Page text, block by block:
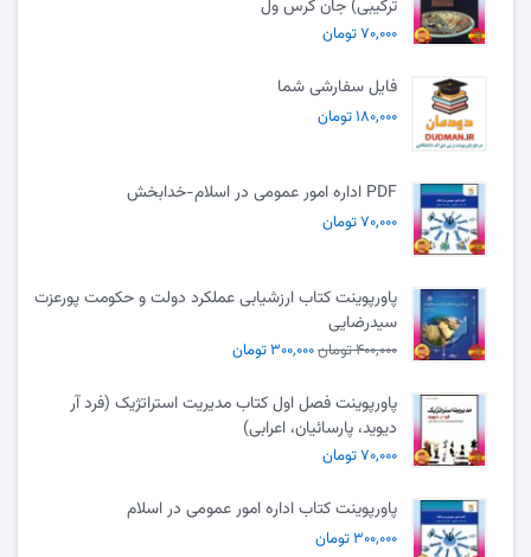
ترکیبی) جان کرس ول
۷۰,۰۰۰ تومان
فایل سفارشی شما
۱۸۰,۰۰۰ تومان
PDF اداره امور عمومی در اسلام-خدابخش
۷۰,۰۰۰ تومان
پاورپوینت کتاب ارزشیابی عملکرد دولت و حکومت پورعزت
سیدرضایی
۴۰۰,۰۰۰ تومان ۳۰۰,۰۰۰ تومان
پاورپوینت فصل اول کتاب مدیریت استراتژیک (فرد آر
دیوید، پارسائیان، اعرابی)
۷۰,۰۰۰ تومان
پاورپوینت کتاب اداره امور عمومی در اسلام
۳۰۰,۰۰۰ تومان